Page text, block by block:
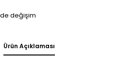
değişim
Ürün Açıklaması